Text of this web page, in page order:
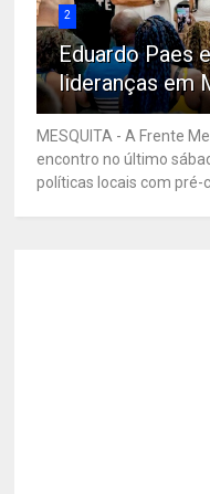
2
Eduardo Paes
lideranças em
MESQUITA - A Frente
encontro no último
políticas locais com pré-